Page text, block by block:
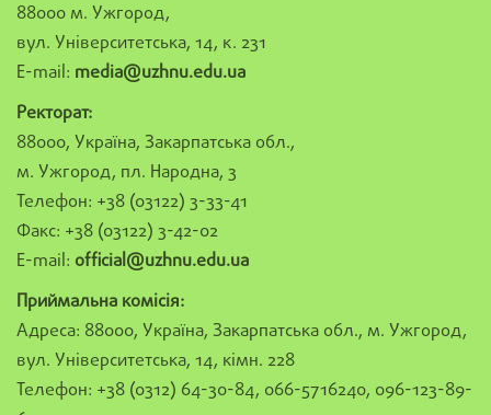
88000 м. Ужгород,
вул. Університетська, 14, к. 231
E-mail: media@uzhnu.edu.ua
Ректорат:
88000, Україна, Закарпатська обл.,
м. Ужгород, пл. Народна, 3
Телефон: +38 (03122) 3-33-41
Факс: +38 (03122) 3-42-02
E-mail: official@uzhnu.edu.ua
Приймальна комісія:
Адреса: 88000, Україна, Закарпатська обл., м. Ужгород,
вул. Університетська, 14, кімн. 228
Телефон: +38 (0312) 64-30-84, 066-5716240, 096-123-89-